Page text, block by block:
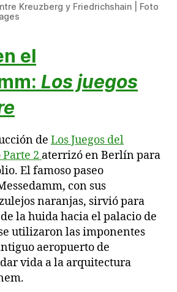
Kreuzberg y Friedrichshain | Foto
el
: Los juegos
de Los Juegos del
2 aterrizó en Berlín para
El famoso paseo
con sus
naranjas, sirvió para
la huida hacia el palacio de
utilizaron las imponentes
aeropuerto de
vida a la arquitectura